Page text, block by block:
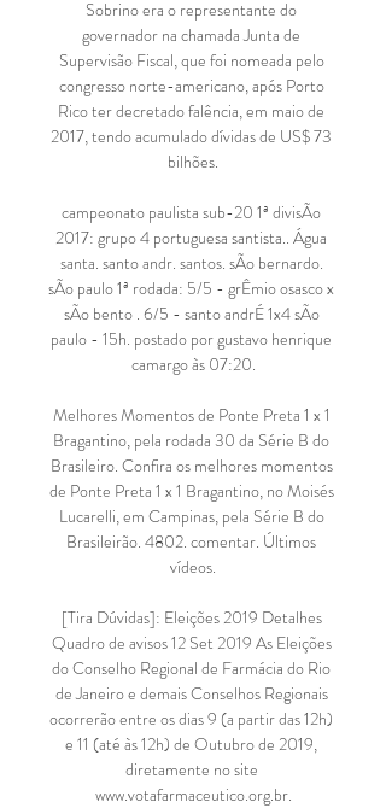
Sobrino era o representante do
governador na chamada Junta de
Supervisão Fiscal, que foi nomeada pelo
congresso norte-americano, após Porto
Rico ter decretado falência, em maio de
2017, tendo acumulado dívidas de US$ 73
bilhões.
campeonato paulista sub-20 1ª divisÃo
2017: grupo 4 portuguesa santista.. Água
santa. santo andr. santos. sÃo bernardo.
sÃo paulo 1ª rodada: 5/5 - grÊmio osasco x
sÃo bento . 6/5 - santo andrÉ 1x4 sÃo
paulo - 15h. postado por gustavo henrique
camargo às 07:20.
Melhores Momentos de Ponte Preta 1 x 1
Bragantino, pela rodada 30 da Série B do
Brasileiro. Confira os melhores momentos
de Ponte Preta 1 x 1 Bragantino, no Moisés
Lucarelli, em Campinas, pela Série B do
Brasileirão. 4802. comentar. Últimos
vídeos.
[Tira Dúvidas]: Eleições 2019 Detalhes
Quadro de avisos 12 Set 2019 As Eleições
do Conselho Regional de Farmácia do Rio
de Janeiro e demais Conselhos Regionais
ocorrerão entre os dias 9 (a partir das 12h)
e 11 (até às 12h) de Outubro de 2019,
diretamente no site
www.votafarmaceutico.org.br.